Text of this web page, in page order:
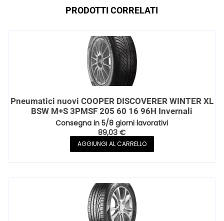
PRODOTTI CORRELATI
Pneumatici nuovi COOPER DISCOVERER WINTER XL
BSW M+S 3PMSF 205 60 16 96H Invernali
Consegna in 5/8 giorni lavorativi
89,03€
AGGIUNGI AL CARRELLO